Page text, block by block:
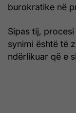
burokratike në
Sipas tij,
synimi është të
ndërlikuar që e